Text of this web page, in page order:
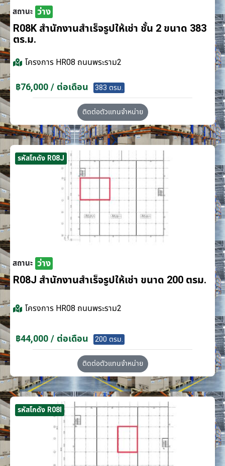
สถานะ ว่าง
R08K สำนักงานสำเร็จรูปให้เช่า ชั้น 2 ขนาด 383
ตร.ม.
โครงการ HR08 ถนนพระราม2
฿76,000 / ต่อเดือน 383 ตรม.
ติดต่อตัวแทนจำหน่าย
รหัสโกดัง R08J
สถานะ ว่าง
R08J สำนักงานสำเร็จรูปให้เช่า ขนาด 200 ตรม.
โครงการ HR08 ถนนพระราม2
฿44,000 / ต่อเดือน 200 ตรม.
ติดต่อตัวแทนจำหน่าย
รหัสโกดัง R08I